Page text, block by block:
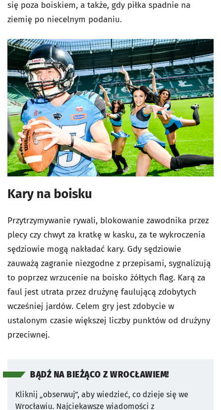
się poza boiskiem, a także, gdy piłka spadnie na
ziemię po niecelnym podaniu.
Kary na boisku
Przytrzymywanie rywali, blokowanie zawodnika przez
plecy czy chwyt za kratkę w kasku, za te wykroczenia
sędziowie mogą nakładać kary. Gdy sędziowie
zauważą zagranie niezgodne z przepisami, sygnalizują
to poprzez wrzucenie na boisko żółtych flag. Karą za
faul jest utrata przez drużynę faulującą zdobytych
wcześniej jardów. Celem gry jest zdobycie w
ustalonym czasie większej liczby punktów od drużyny
przeciwnej.
BĄDŹ NA BIEŻĄCO Z WROCŁAWIEM!
Kliknij „obserwuj”, aby wiedzieć, co dzieje się we
Wrocławiu. Najciekawsze wiadomości z